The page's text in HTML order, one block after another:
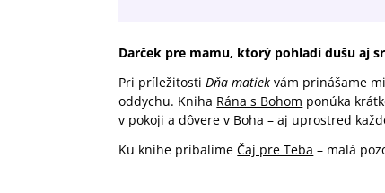
Darček pre mamu, ktorý pohladí dušu aj
Pri príležitostiDňa matiek vám prinášame
oddychu. Kniha Rána s Bohom ponúka
v pokoji a dôvere v Boha – aj uprostred
Ku knihe pribalímeČaj pre Teba – malá